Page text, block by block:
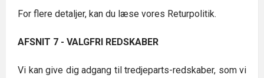
For flere detaljer, kan du læse vores Returpolitik.
AFSNIT 7 - VALGFRI REDSKABER
Vi kan give dig adgang til tredjeparts-redskaber, som vi